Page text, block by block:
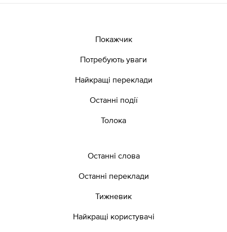
Покажчик
Потребують уваги
Найкращі переклади
Останні події
Толока
Останні слова
Останні переклади
Тижневик
Найкращі користувачі